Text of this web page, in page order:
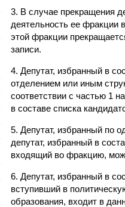
3. В случае прекращения
деятельность ее фракции
этой фракции
записи.
4. Депутат, избранный в
отделением или иным
соответствии с частью 1
в составе списка
5. Депутат, избранный по
депутат, избранный в
входящий во фракцию,
6. Депутат, избранный в
вступивший в
образования, входит в